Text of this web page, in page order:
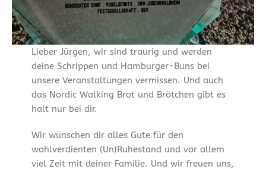
Lieber Jürgen, wir sind traurig und werden
deine Schrippen und Hamburger-Buns bei
unsere Veranstaltungen vermissen. Und auch
das Nordic Walking Brot und Brötchen gibt es
halt nur bei dir.
Wir wünschen dir alles Gute für den
wohlverdienten (Un)Ruhestand und vor allem
viel Zeit mit deiner Familie. Und wir freuen uns,